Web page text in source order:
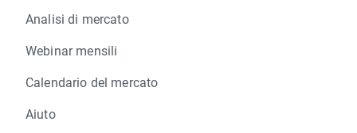
Analisi di mercato
Webinar mensili
Calendario del mercato
Aiuto